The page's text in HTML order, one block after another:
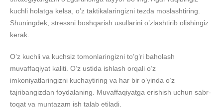
kuchli holatga kelsa, o’z taktikalaringizni tezda moslashtiring.
Shuningdek, stressni boshqarish usullarini o’zlashtirib olishingiz
kerak.
O’z kuchli va kuchsiz tomonlaringizni to’g’ri baholash
muvaffaqiyat kaliti. O’z ustida ishlash orqali o’z
imkoniyatlaringizni kuchaytiring va har bir o’yinda o’z
tajribangizdan foydalaning. Muvaffaqiyatga erishish uchun sabr-
toqat va muntazam ish talab etiladi.